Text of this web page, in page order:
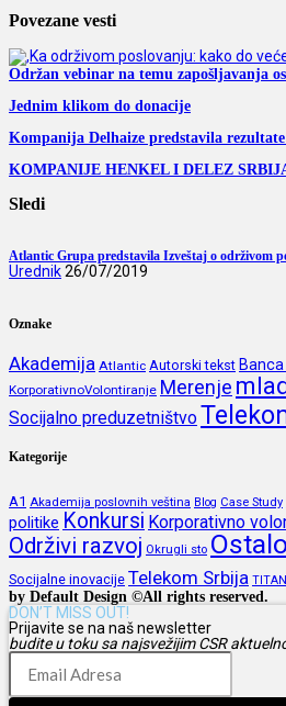
Povezane vesti
Održan vebinar na temu zapošljavanja
Jednim klikom do donacije
Kompanija Delhaize predstavila
KOMPANIJE HENKEL I DELEZ
Sledi
Atlantic Grupa predstavila Izveštaj o održivom
Urednik26/07/2019
Oznake
Akademija Atlantic Autorski tekst
KorporativnoVolontiranje Merenje
Socijalno preduzetništvo
Kategorije
A1 Akademija poslovnih veština Blog Case Study
politike Konkursi Korporativno
Održivi razvoj Okrugli sto Ostalo
Socijalne inovacije Telekom Srbija
by Default Design ©All rights reserved.
DON’T MISS OUT!
Prijavite se na naš newsletter
budite u toku sa najsvežijim CSR